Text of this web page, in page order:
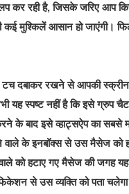
कर रही है, जिसके जरिए आप
मुश्किलें आसान हो जाएंगी।
दबाकर रखने से आपकी स्‍क्रीन
स्‍पष्‍ट नहीं है कि इसे ग्रुप चैट
के बाद इसे व्‍हाट्सऐप का सबसे
वाले के इनबॉक्स से उस मैसेज को
को हटाए गए मैसेज की जगह
से उस व्यक्ति को पता